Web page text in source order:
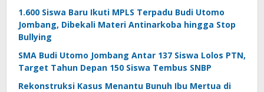
1.600 Siswa Baru Ikuti MPLS Terpadu Budi Utomo
Jombang, Dibekali Materi Antinarkoba hingga Stop
Bullying
SMA Budi Utomo Jombang Antar 137 Siswa Lolos PTN,
Target Tahun Depan 150 Siswa Tembus SNBP
Rekonstruksi Kasus Menantu Bunuh Ibu Mertua di